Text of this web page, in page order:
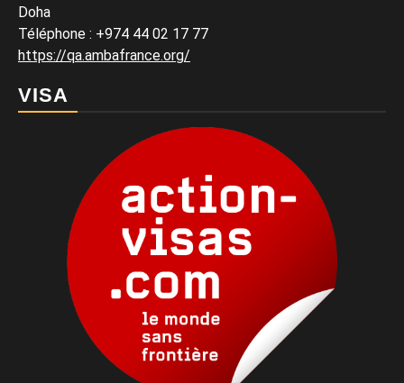
Doha
Téléphone : +974 44 02 17 77
https://qa.ambafrance.org/
VISA